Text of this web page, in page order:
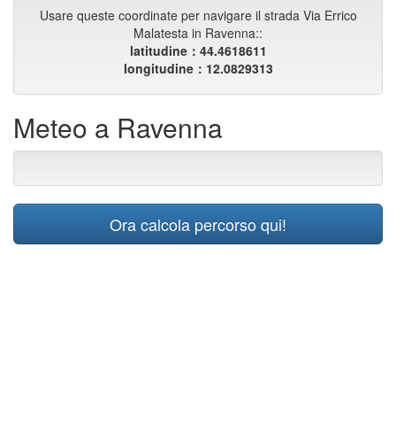
Usare queste coordinate per navigare il strada Via Errico
Malatesta in Ravenna::
latitudine：44.4618611
longitudine：12.0829313
Meteo a Ravenna
Ora calcola percorso qui!